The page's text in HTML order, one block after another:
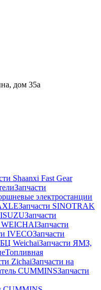
дом 35а
Shaanxi Fast Gear
Запчасти
электростанции
Запчасти SINOTRAK
ISUZUЗапчасти
WEICHAIЗапчасти
IVECOЗапчасти
WeichaiЗапчасти ЯМЗ,
Топливная
ZichaiЗапчасти на
CUMMINSЗапчасти